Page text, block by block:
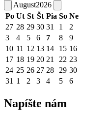
August2026
Po Ut St Št Pia So Ne
27 28 29 30 31 1
2
3
4 5 6 7 8
9
10 11 12 13 14 15 16
17 18 19 20 21 22 23
24 25 26 27 28 29 30
31 1 2 3 4 5 6
Napíšte nám